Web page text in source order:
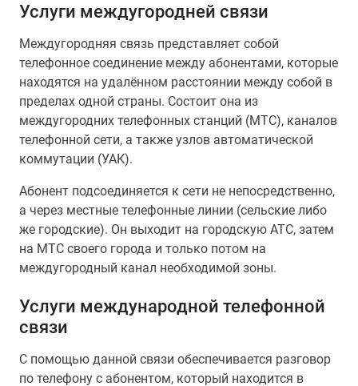
Услуги междугородней связи
Междугородняя связь представляет собой
телефонное соединение между абонентами, которые
находятся на удалённом расстоянии между собой в
пределах одной страны. Состоит она из
междугородних телефонных станций (МТС), каналов
телефонной сети, а также узлов автоматической
коммутации (УАК).
Абонент подсоединяется к сети не непосредственно,
а через местные телефонные линии (сельские либо
же городские). Он выходит на городскую АТС, затем
на МТС своего города и только потом на
междугородный канал необходимой зоны.
Услуги международной телефонной
связи
С помощью данной связи обеспечивается разговор
по телефону с абонентом, который находится в